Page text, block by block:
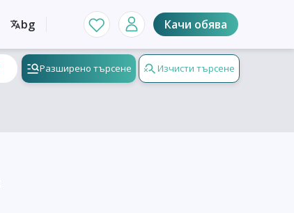
bg Качи обява
Разширено търсене Изчисти търсене